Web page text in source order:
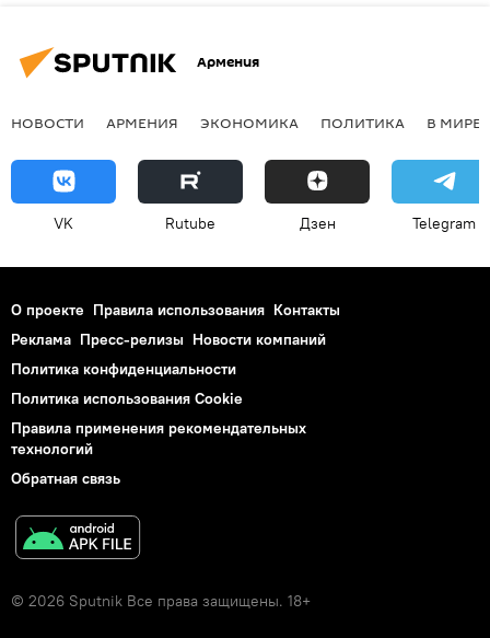
Армения
НОВОСТИ АРМЕНИЯ ЭКОНОМИКА ПОЛИТИКА В МИРЕ
VK Rutube Дзен Telegram
О проекте Правила использования Контакты
Реклама Пресс-релизы Новости компаний
Политика конфиденциальности
Политика использования Cookie
Правила применения рекомендательных
технологий
Обратная связь
© 2026 Sputnik Все права защищены. 18+